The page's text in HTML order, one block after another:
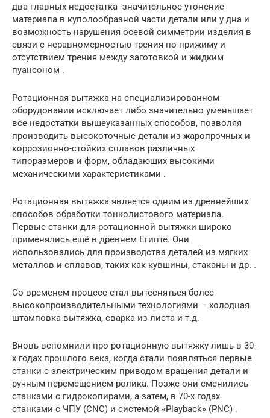
два главных недостатка -значительное утонение
материала в куполообразной части детали или у дна и
возможность нарушения осевой симметрии изделия в
связи с неравномерностью трения по прижиму и
отсутствием трения между заготовкой и жидким
пуансоном .
Ротационная вытяжка на специализированном
оборудовании исключает либо значительно уменьшает
все недостатки вышеуказанных способов, позволяя
производить высокоточные детали из жаропрочных и
коррозионно-стойких сплавов различных
типоразмеров и форм, обладающих высокими
механическими характеристиками .
Ротационная вытяжка является одним из древнейших
способов обработки тонколистового материала.
Первые станки для ротационной вытяжки широко
применялись ещё в древнем Египте. Они
использовались для производства деталей из мягких
металлов и сплавов, таких как кувшины, стаканы и др. .
Со временем процесс стал вытесняться более
высокопроизводительными технологиями – холодная
штамповка вытяжка, сварка из листа и т.д.
Вновь вспомнили про ротационную вытяжку лишь в 30-
х годах прошлого века, когда стали появляться первые
станки с электрическим приводом вращения детали и
ручным перемещением ролика. Позже они сменились
станками с гидрокопирами, а затем, в 70-х годах
станками с ЧПУ (CNC) и системой «Playback» (PNC) .